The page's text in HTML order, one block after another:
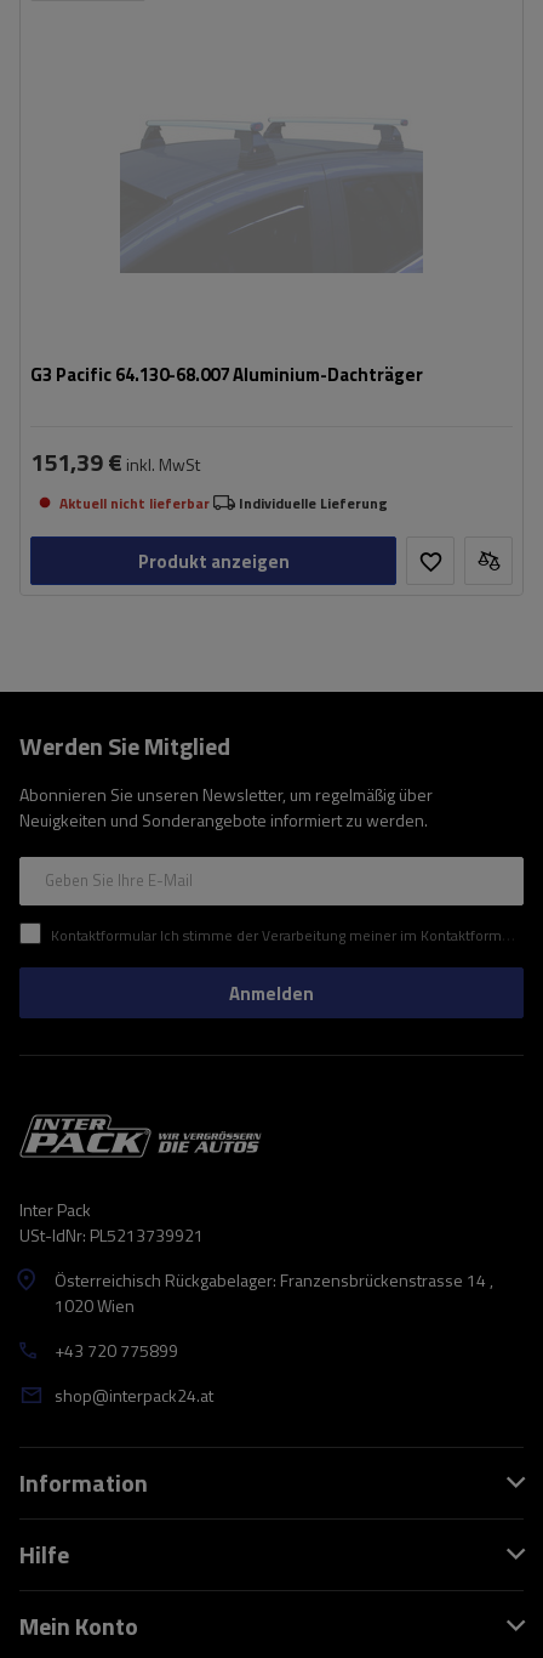
G3 Pacific 64.130-68.007 Aluminium-Dachträger
151,39 € inkl. MwSt
Aktuell nicht lieferbar Individuelle Lieferung
Produkt anzeigen
Werden Sie Mitglied
Abonnieren Sie unseren Newsletter, um regelmäßig über
Neuigkeiten und Sonderangebote informiert zu werden.
Geben Sie Ihre E-Mail
Kontaktformular Ich stimme der Verarbeitung meiner im Kontaktformular enthaltenen personenbezogenen Daten gemäß der Verordnung (EU) des Europäischen Parlaments und des Rates zu.
Anmelden
Inter Pack
USt-IdNr: PL5213739921
Österreichisch Rückgabelager: Franzensbrückenstrasse 14 ,
1020 Wien
+43 720 775899
shop@interpack24.at
Information
Hilfe
Mein Konto